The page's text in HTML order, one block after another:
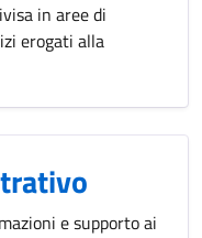
in aree di
erogati alla
e supporto ai